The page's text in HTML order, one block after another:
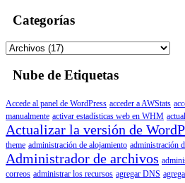
Categorías
Nube de Etiquetas
Accede al panel de WordPress acceder a AWStats
manualmente activar estadísticas web en WHM
Actualizar la versión de
theme administración de alojamiento administración
Administrador de archivos
correos administrar los recursos agregar DNS